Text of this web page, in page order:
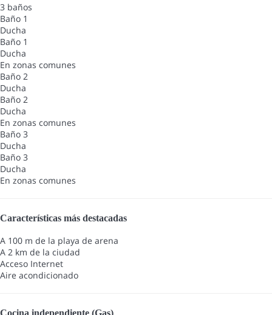
3 baños
Baño 1
Ducha
Baño 1
Ducha
En zonas comunes
Baño 2
Ducha
Baño 2
Ducha
En zonas comunes
Baño 3
Ducha
Baño 3
Ducha
En zonas comunes
Características más destacadas
A 100 m de la playa de arena
A 2 km de la ciudad
Acceso Internet
Aire acondicionado